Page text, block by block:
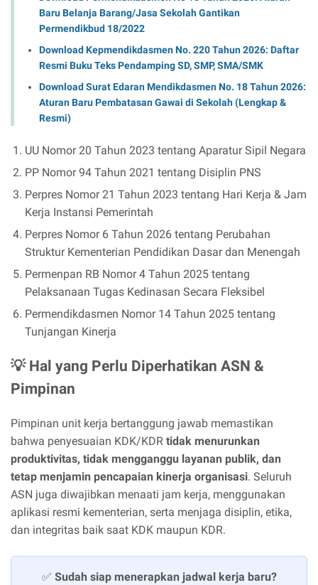
Baru Belanja Barang/Jasa Sekolah Gantikan
Permendikbud 18/2022
Download Kepmendikdasmen No. 220 Tahun 2026: Daftar
Resmi Buku Teks Pendamping SD, SMP, SMA/SMK
Download Surat Edaran Mendikdasmen No. 18 Tahun 2026:
Aturan Baru Pembatasan Gawai di Sekolah (Lengkap &
Resmi)
UU Nomor 20 Tahun 2023 tentang Aparatur Sipil Negara
PP Nomor 94 Tahun 2021 tentang Disiplin PNS
Perpres Nomor 21 Tahun 2023 tentang Hari Kerja & Jam
Kerja Instansi Pemerintah
Perpres Nomor 6 Tahun 2026 tentang Perubahan
Struktur Kementerian Pendidikan Dasar dan Menengah
Permenpan RB Nomor 4 Tahun 2025 tentang
Pelaksanaan Tugas Kedinasan Secara Fleksibel
Permendikdasmen Nomor 14 Tahun 2025 tentang
Tunjangan Kinerja
💡 Hal yang Perlu Diperhatikan ASN &
Pimpinan
Pimpinan unit kerja bertanggung jawab memastikan
bahwa penyesuaian KDK/KDR tidak menurunkan
produktivitas, tidak mengganggu layanan publik, dan
tetap menjamin pencapaian kinerja organisasi. Seluruh
ASN juga diwajibkan menaati jam kerja, menggunakan
aplikasi resmi kementerian, serta menjaga disiplin, etika,
dan integritas baik saat KDK maupun KDR.
✅ Sudah siap menerapkan jadwal kerja baru?